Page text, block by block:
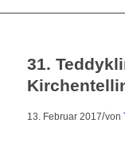
31.
13. Februar 2017/von